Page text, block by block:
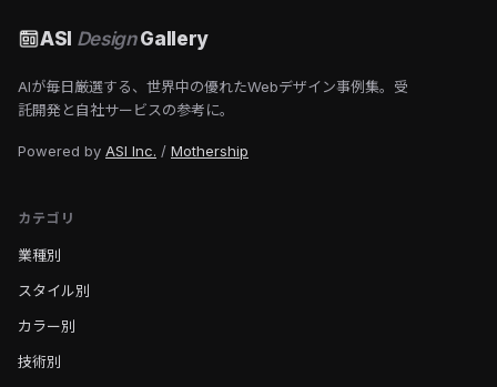
ASI DesignGallery
AIが毎日厳選する、世界中の優れたWebデザイン事例集。受
託開発と自社サービスの参考に。
Powered by ASI Inc. / Mothership
カテゴリ
業種別
スタイル別
カラー別
技術別